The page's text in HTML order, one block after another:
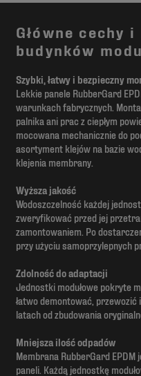
Główne cechy
budynków
Szybki, łatwy i bezpieczny
Lekkie panele RubberGard
warunkach fabrycznych.
palnika ani prac z ciepłym
mocowana mechanicznie do
asortyment klejów na bazie
klejenia membrany.
Wyższa jakość
Wodoszczelność każdej
zweryfikować przed jej
zamontowaniem. Po
przy użyciu samoprzylepnych
Zdolność do adaptacji
Jednostki modułowe pokryte
łatwo demontować, przewozić
latach od zbudowania
Mniejsza ilość odpadów
Membrana RubberGard
paneli. Każdą jednostkę